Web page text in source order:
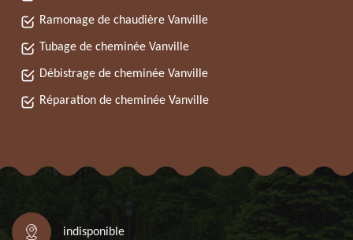
Ramonage de chaudière Vanville
Tubage de cheminée Vanville
Débistrage de cheminée Vanville
Réparation de cheminée Vanville
indisponible